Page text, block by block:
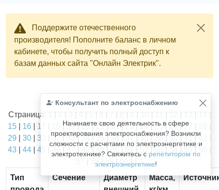
Поддержите отечественного
производителя! Пополните баланс в личном
кабинете, чтобы получить полный доступ к
базам данных сайта "Онлайн Электрик".
Консультант по электроснабжению
Начинаете свою деятельность в сфере
проектирования электроснабжения? Возникли
сложности с расчетами по электроэнергетике и
электротехнике? Свяжитесь с репетитором по
электроэнергетике!
Найдено1811из1811записей.
Страница: 1 | 2 | 3 | 4 | 5 | 6 | 7 | 8 | 9 | 10 | 11 | 12 | 13 | 14 |
15
16 17 |19|20|21|22|23|24|25 |26|27
29
30 31 |32|33|34|35 |36|37|38|39| 40|41|42
43
44 45 | 49 |50 |53 54
58|59|60|61
Тип
Сечение
Диаметр
Масса,